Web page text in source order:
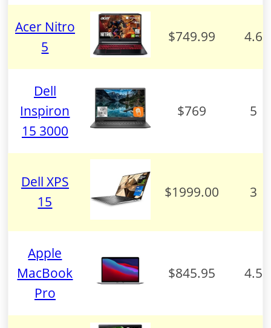
Acer Nitro
5
$749.99 4.6
Dell
Inspiron
15 3000
$769 5
Dell XPS
15
$1999.00 3
Apple
MacBook
Pro
$845.95 4.5